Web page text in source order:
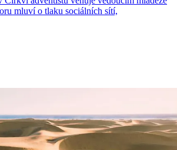
mluví o tlaku sociálních sítí,